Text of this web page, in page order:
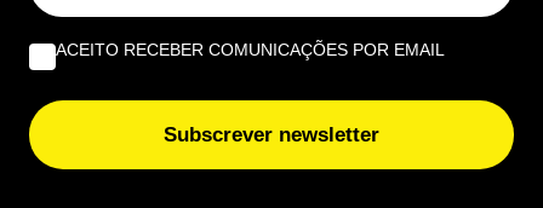
Autoridades americanas ‘alertam’ para
ACEITO RECEBER COMUNICAÇÕES POR EMAIL
Subscrever newsletter